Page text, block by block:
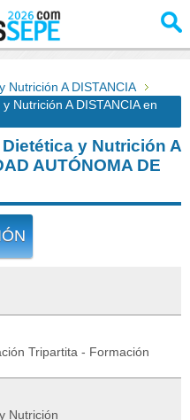
Nutrición A DISTANCIA
Nutrición A DISTANCIA en
y Nutrición A
AUTÓNOMA DE
Tripartita - Formación
Nutrición